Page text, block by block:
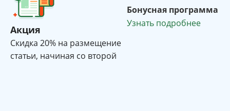
Акция
Cкидка 20% на размещение
статьи, начиная со второй
Бонусная программа
Узнать подробнее